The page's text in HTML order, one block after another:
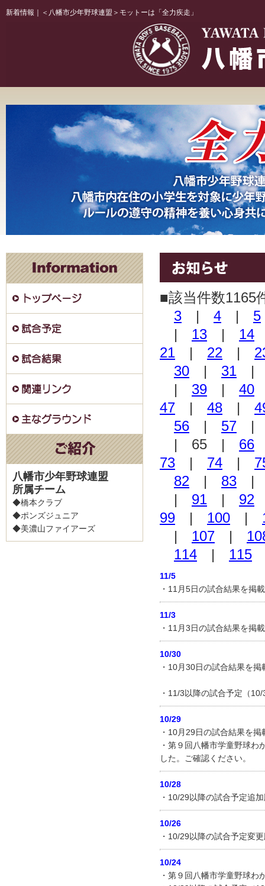
新着情報｜＜八幡市少年野球連盟＞モットーは「全力疾走」
八幡市少年野球連盟
所属チーム
◆橋本クラブ
◆ポンズジュニア
◆美濃山ファイアーズ
■該当件数
3 | 4 | 5
| 13 | 14
21 | 22 |
30 | 31
| 39 | 40
47 | 48 |
56 | 57
| 65 | 66
73 | 74 |
82 | 83
| 91 | 92
99 | 100 |
| 107 |
114 | 115
11/5
・11月5日の試合結果を掲
11/3
・11月3日の試合結果を掲
10/30
・10月30日の試合結果を
・11/3以降の試合予定（
10/29
・10月29日の試合結果を
・第９回八幡市学童野球
した。ご確認ください。
10/28
・10/29以降の試合予定追
10/26
・10/29以降の試合予定変
10/24
・第９回八幡市学童野球